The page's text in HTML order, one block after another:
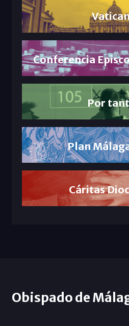
Conferencia
Por
Plan
Cáritas
Obispado de